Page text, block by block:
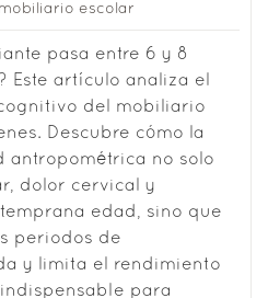
mobiliario escolar
pasa entre 6 y 8
Este artículo analiza el
del mobiliario
Descubre cómo la
no solo
dolor cervical y
edad, sino que
periodos de
y limita el rendimiento
para